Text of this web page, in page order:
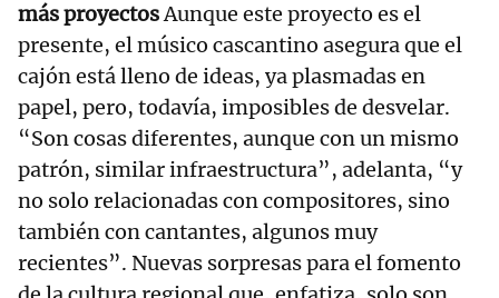
más proyectosAunque este proyecto es el
presente, el músico cascantino asegura que el
cajón está lleno de ideas, ya plasmadas en
papel, pero, todavía, imposibles de desvelar.
“Son cosas diferentes, aunque con un mismo
patrón, similar infraestructura”, adelanta, “y
no solo relacionadas con compositores, sino
también con cantantes, algunos muy
recientes”. Nuevas sorpresas para el fomento